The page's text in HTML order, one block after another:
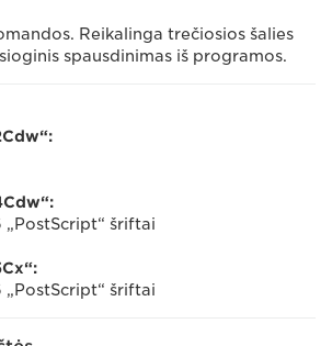
Reikalinga trečiosios šalies
spausdinimas iš programos.
„PostScript“ šriftai
„PostScript“ šriftai